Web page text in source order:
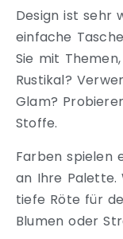
Design ist sehr
einfache
Sie mit
Rustikal?
Glam?
Stoffe.
Farben spielen
an Ihre Palette.
tiefe Röte für
Blumen oder